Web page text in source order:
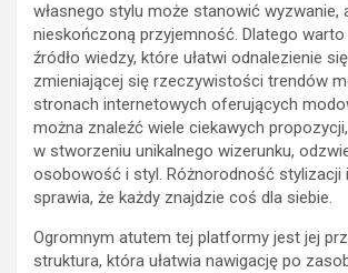
własnego stylu może stanowić wyzwanie,
nieskończoną przyjemność. Dlatego
źródło wiedzy, które ułatwi odnalezienie
zmieniającej się rzeczywistości trendów
stronach internetowych oferujących
można znaleźć wiele ciekawych
w stworzeniu unikalnego wizerunku,
osobowość i styl. Różnorodność stylizacji
sprawia, że każdy znajdzie coś dla siebie.
Ogromnym atutem tej platformy jest jej
struktura, która ułatwia nawigację po